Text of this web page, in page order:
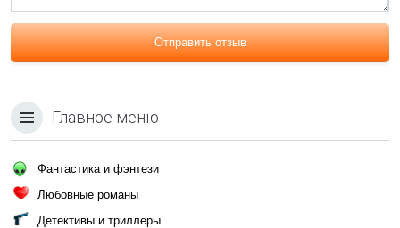
Отправить отзыв
Главное меню
Фантастика и фэнтези
Любовные романы
Детективы и триллеры